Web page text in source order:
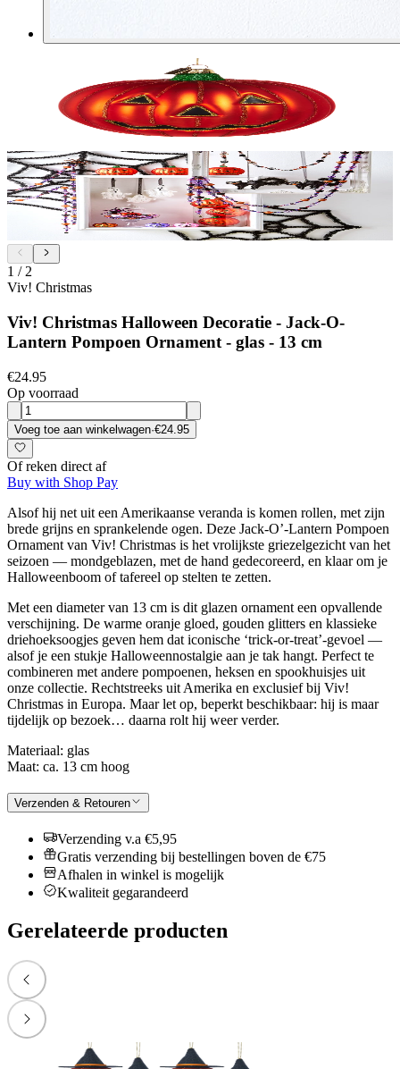
1 /2
Viv! Christmas
Viv! Christmas Halloween Decoratie - Jack-O-
Lantern Pompoen Ornament - glas - 13 cm
€24.95
Op voorraad
Voeg toe aan winkelwagen·€24.95
Of reken direct af
Buy with Shop Pay
Alsof hij net uit een Amerikaanse veranda is komen rollen, met zijn
brede grijns en sprankelende ogen. Deze Jack-O’-Lantern Pompoen
Ornament van Viv! Christmas is het vrolijkste griezelgezicht van het
seizoen — mondgeblazen, met de hand gedecoreerd, en klaar om je
Halloweenboom of tafereel op stelten te zetten.
Met een diameter van 13 cm is dit glazen ornament een opvallende
verschijning. De warme oranje gloed, gouden glitters en klassieke
driehoeksoogjes geven hem dat iconische ‘trick-or-treat’-gevoel —
alsof je een stukje Halloweennostalgie aan je tak hangt. Perfect te
combineren met andere pompoenen, heksen en spookhuisjes uit
onze collectie. Rechtstreeks uit Amerika en exclusief bij Viv!
Christmas in Europa. Maar let op, beperkt beschikbaar: hij is maar
tijdelijk op bezoek… daarna rolt hij weer verder.
Materiaal: glas
Maat: ca. 13 cm hoog
Verzenden & Retouren
Verzending v.a €5,95
Gratis verzending bij bestellingen boven de €75
Afhalen in winkel is mogelijk
Kwaliteit gegarandeerd
Gerelateerde producten